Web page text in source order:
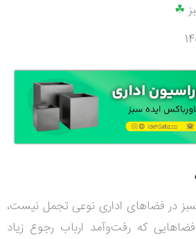
☘
در فضاهای اداری نوعی تجمل نیست،
که رفت‌وآمد ارباب رجوع زیاد